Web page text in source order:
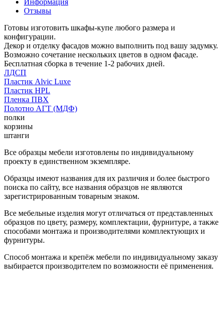
Отзывы
Готовы изготовить шкафы-купе любого размера и
конфигурации.
Декор и отделку фасадов можно выполнить под вашу задумку.
Возможно сочетание нескольких цветов в одном фасаде.
Бесплатная сборка в течение 1-2 рабочих дней.
ЛДСП
Пластик Alvic Luxe
Пластик HPL
Пленка ПВХ
Полотно АГТ (МДФ)
полки
корзины
штанги
Все образцы мебели изготовлены по индивидуальному
проекту в единственном экземпляре.
Образцы имеют названия для их различия и более быстрого
поиска по сайту, все названия образцов не являются
зарегистрированным товарным знаком.
Все мебельные изделия могут отличаться от представленных
образцов по цвету, размеру, комплектации, фурнитуре, а также
способами монтажа и производителями комплектующих и
фурнитуры.
Способ монтажа и крепёж мебели по индивидуальному заказу
выбирается производителем по возможности её применения.